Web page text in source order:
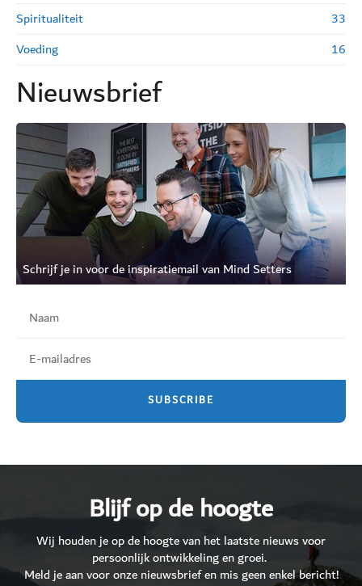
Spiritualiteit
33
Voeding
16
Nieuwsbrief
Schrijf je in voor de inspiratiemail van Mind Setters
Blijf op de hoogte
Wij houden je op de hoogte van het laatste nieuws voor
persoonlijk ontwikkeling en groei.
Meld je aan voor onze nieuwsbrief en mis geen enkel bericht!